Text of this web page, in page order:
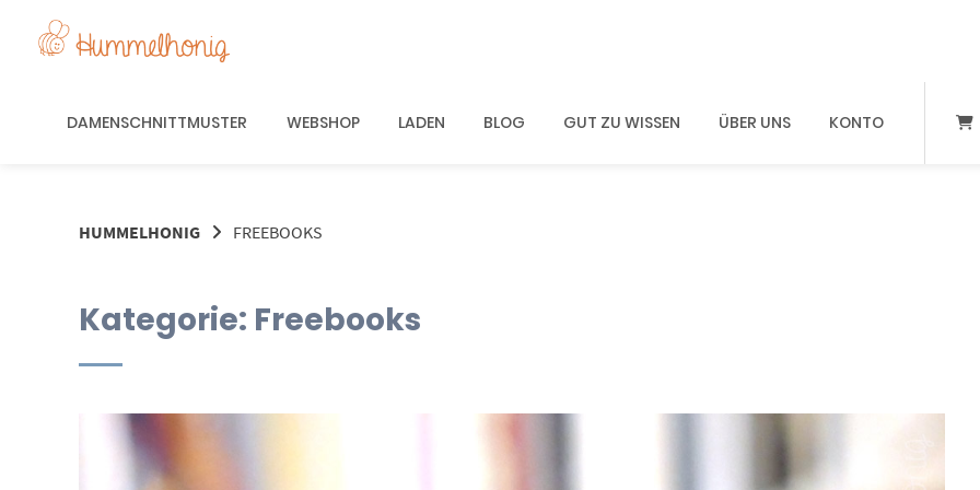
DAMENSCHNITTMUSTER WEBSHOP LADEN BLOG GUT ZU WISSEN ÜBER UNS KONTO
HUMMELHONIG FREEBOOKS
Kategorie: Freebooks